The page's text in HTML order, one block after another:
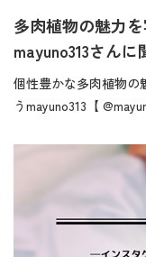
多肉植物の魅力
mayuno313さん
個性豊かな多肉植物の
うmayuno313【